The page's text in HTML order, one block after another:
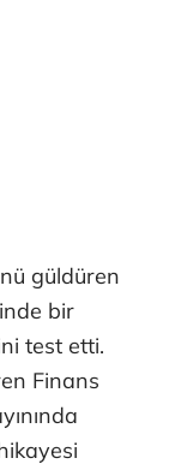
güldüren
bir
test etti.
Finans